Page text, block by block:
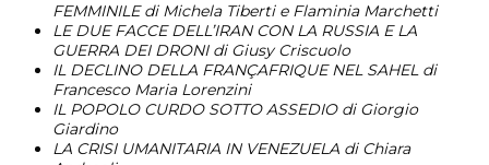
FEMMINILEdi Michela Tiberti e Flaminia Marchetti
LE DUE FACCE DELL’IRAN CON LA RUSSIA E LA
GUERRA DEI DRONI di Giusy Criscuolo
IL DECLINO DELLA FRANÇAFRIQUE NEL SAHEL di
Francesco Maria Lorenzini
IL POPOLO CURDO SOTTO ASSEDIO di Giorgio
Giardino
LA CRISI UMANITARIA IN VENEZUELA di Chiara